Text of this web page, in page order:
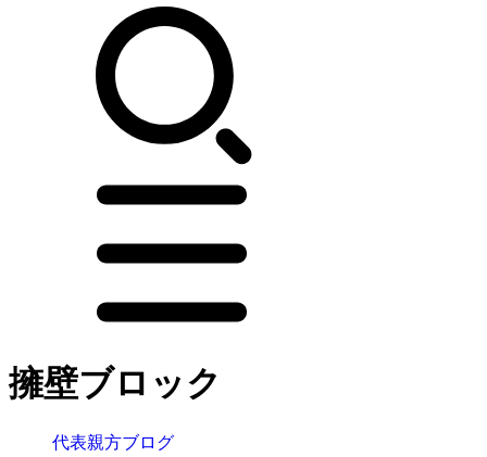
擁壁ブロック
代表親方ブログ